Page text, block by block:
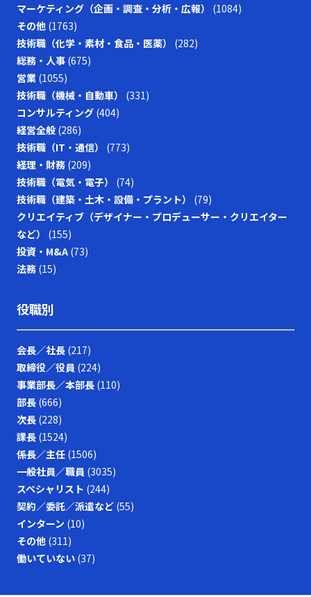
マーケティング（企画・調査・分析・広報） (1084)
その他 (1763)
技術職（化学・素材・食品・医薬） (282)
総務・人事 (675)
営業 (1055)
技術職（機械・自動車） (331)
コンサルティング (404)
経営全般 (286)
技術職（IT・通信） (773)
経理・財務 (209)
技術職（電気・電子） (74)
技術職（建築・土木・設備・プラント） (79)
クリエイティブ（デザイナー・プロデューサー・クリエイター
など） (155)
投資・M&A (73)
法務 (15)
役職別
会長／社長 (217)
取締役／役員 (224)
事業部長／本部長 (110)
部長 (666)
次長 (228)
課長 (1524)
係長／主任 (1506)
一般社員／職員 (3035)
スペシャリスト (244)
契約／委託／派遣など (55)
インターン (10)
その他 (311)
働いていない (37)